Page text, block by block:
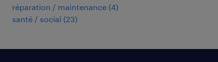
réparation / maintenance (4)
santé / social (23)